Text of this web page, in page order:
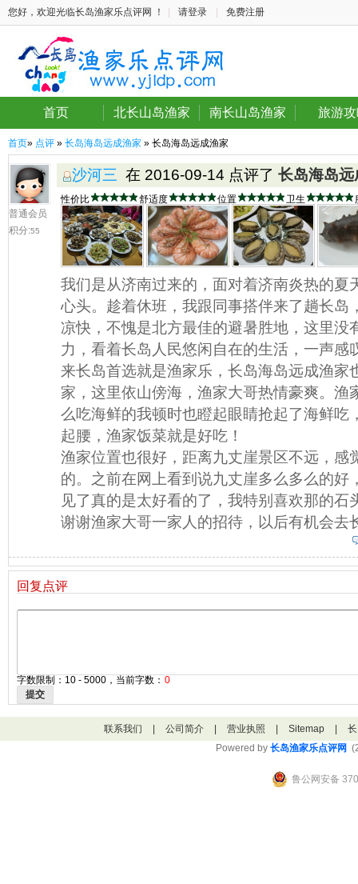
您好，欢迎光临长岛渔家乐点评网 ！ 请登录 免费注册
首页 北长山岛渔家 南长山岛渔家 旅游
首页» 点评 » 长岛海岛远成渔家 » 长岛海岛远成渔家
普通会员
积分:55
沙河三 在 2016-09-14 点评了 长岛海岛远
性价比 舒适度 位置 卫生
我们是从济南过来的，面对着济南炎热的夏
心头。趁着休班，我跟同事搭伴来了趟长岛
凉快，不愧是北方最佳的避暑胜地，这里没
力，看着长岛人民悠闲自在的生活，一声感
来长岛首选就是渔家乐，长岛海岛远成渔家
家，这里依山傍海，渔家大哥热情豪爽。渔
么吃海鲜的我顿时也瞪起眼睛抢起了海鲜吃
起腰，渔家饭菜就是好吃！
渔家位置也很好，距离九丈崖景区不远，感
的。之前在网上看到说九丈崖多么多么的好
见了真的是太好看的了，我特别喜欢那的石
谢谢渔家大哥一家人的招待，以后有机会去
回复点评
字数限制：10 - 5000，当前字数： 0
提交
联系我们 公司简介 营业执照 Sitemap
Powered by 长岛渔家乐点评网
鲁公网安备